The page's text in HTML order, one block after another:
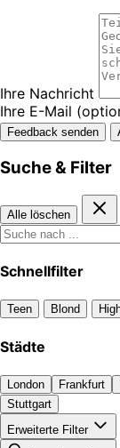
Ihre Nachricht
Ihre E-Mail
Feedback senden
Suche & Filter
Alle löschen
Schnellfilter
Teen Blond
Städte
London Frankfurt
Stuttgart
Erweiterte Filter